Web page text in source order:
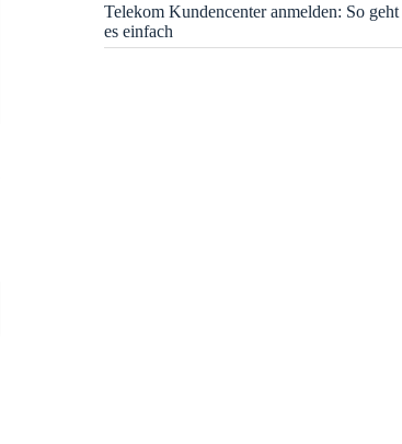
Telekom Kundencenter anmelden: So geht
es einfach